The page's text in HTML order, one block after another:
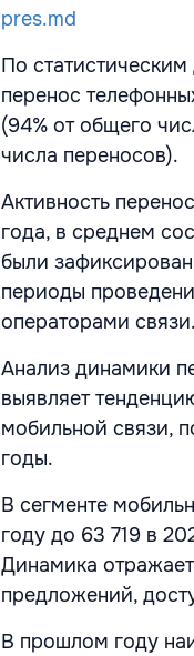
pres.md
По
перенос
(94% от общего
числа переносов).
Активность
года, в среднем
были
периоды
операторами связи.
Анализ динамики
выявляет
мобильной связи,
годы.
В сегменте
году до 63 719 в
Динамика
предложений,
В прошлом году